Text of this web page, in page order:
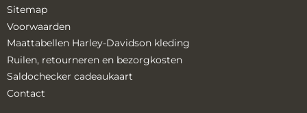
Sitemap
Voorwaarden
Maattabellen Harley-Davidson kleding
Ruilen, retourneren en bezorgkosten
Saldochecker cadeaukaart
Contact